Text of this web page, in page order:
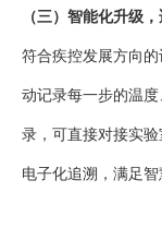
（三）智能化升级
符合疾控发展方向
动记录每一步的温
录，可直接对接实
电子化追溯，满足